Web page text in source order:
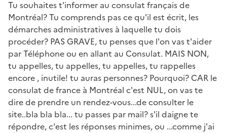
Tu souhaites t'informer au consulat français de
Montréal? Tu comprends pas ce qu'il est écrit, les
démarches administratives à laquelle tu dois
procéder? PAS GRAVE, tu penses que l'on vas t'aider
par Téléphone ou en allant au Consulat. MAIS NON,
tu appelles, tu appelles, tu appelles, tu rappelles
encore , inutile! tu auras personnes? Pourquoi? CAR le
consulat de france à Montréal c'est NUL, on vas te
dire de prendre un rendez-vous...de consulter le
site..bla bla bla... tu passes par mail? s'il daigne te
répondre, c'est les réponses minimes, ou ...comme j'ai